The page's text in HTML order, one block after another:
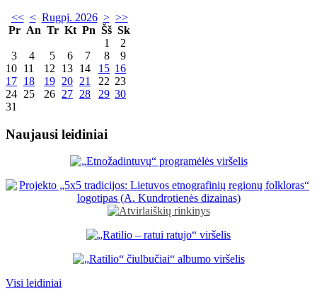
<< < Rugpj. 2026 > >>
Pr An Tr Kt Pn Šš Sk
1
2
3
4 5 6 7 8
9
10 11 12 13 14 15 16
17 18 19 20 21 22 23
24 25 26 27 28 29 30
31
Naujausi leidiniai
Visi leidiniai